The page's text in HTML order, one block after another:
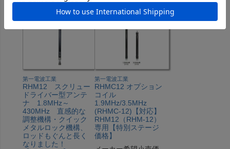
第一電波工業
RHM12 スクリュー
ドライバー型アンテ
ナ 1.8MHz～
430MHz 直感的な
調整機構・クイック
メタルロック機構、
ロッドもぐんと長く
なりました！
第一電波工業
RHMC12 オプション
コイル
1.9MHz/3.5MHz
(RHMC-12)【対応】
RHM12（RHM-12）
専用【特別ステージ
価格】